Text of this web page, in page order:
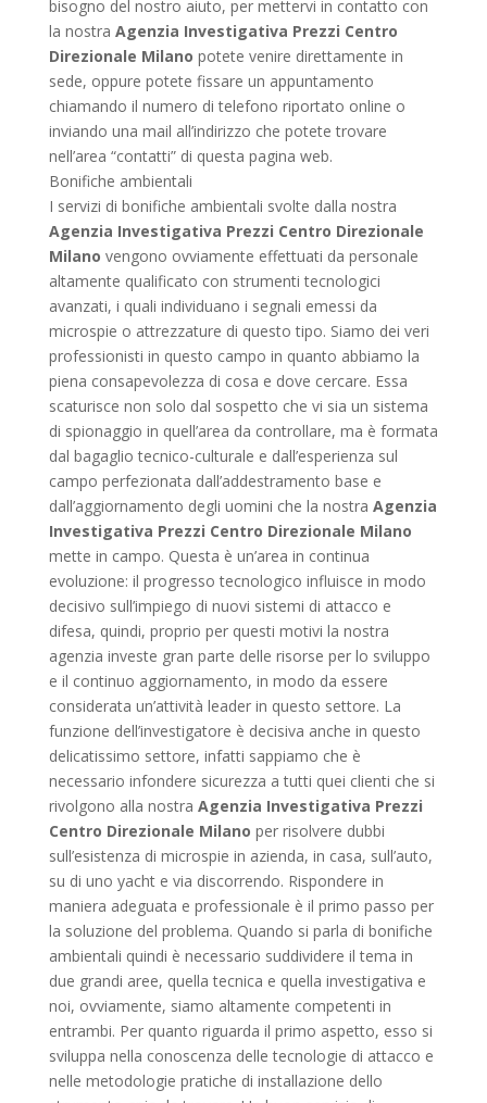
bisogno del nostro aiuto, per mettervi in contatto con
la nostra Agenzia Investigativa Prezzi Centro
Direzionale Milano potete venire direttamente in
sede, oppure potete fissare un appuntamento
chiamando il numero di telefono riportato online o
inviando una mail all’indirizzo che potete trovare
nell’area “contatti” di questa pagina web.
Bonifiche ambientali
I servizi di bonifiche ambientali svolte dalla nostra
Agenzia Investigativa Prezzi Centro Direzionale
Milano vengono ovviamente effettuati da personale
altamente qualificato con strumenti tecnologici
avanzati, i quali individuano i segnali emessi da
microspie o attrezzature di questo tipo. Siamo dei veri
professionisti in questo campo in quanto abbiamo la
piena consapevolezza di cosa e dove cercare. Essa
scaturisce non solo dal sospetto che vi sia un sistema
di spionaggio in quell’area da controllare, ma è formata
dal bagaglio tecnico-culturale e dall’esperienza sul
campo perfezionata dall’addestramento base e
dall’aggiornamento degli uomini che la nostra Agenzia
Investigativa Prezzi Centro Direzionale Milano
mette in campo. Questa è un’area in continua
evoluzione: il progresso tecnologico influisce in modo
decisivo sull’impiego di nuovi sistemi di attacco e
difesa, quindi, proprio per questi motivi la nostra
agenzia investe gran parte delle risorse per lo sviluppo
e il continuo aggiornamento, in modo da essere
considerata un’attività leader in questo settore. La
funzione dell’investigatore è decisiva anche in questo
delicatissimo settore, infatti sappiamo che è
necessario infondere sicurezza a tutti quei clienti che si
rivolgono alla nostra Agenzia Investigativa Prezzi
Centro Direzionale Milano per risolvere dubbi
sull’esistenza di microspie in azienda, in casa, sull’auto,
su di uno yacht e via discorrendo. Rispondere in
maniera adeguata e professionale è il primo passo per
la soluzione del problema. Quando si parla di bonifiche
ambientali quindi è necessario suddividere il tema in
due grandi aree, quella tecnica e quella investigativa e
noi, ovviamente, siamo altamente competenti in
entrambi. Per quanto riguarda il primo aspetto, esso si
sviluppa nella conoscenza delle tecnologie di attacco e
nelle metodologie pratiche di installazione dello